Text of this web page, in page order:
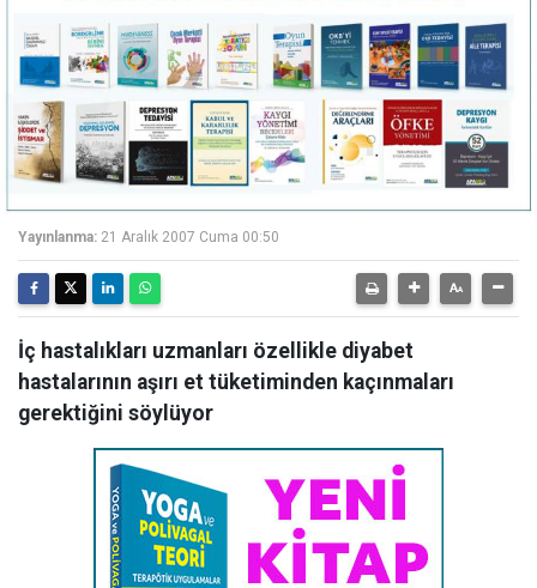
Yayınlanma: 21 Aralık 2007 Cuma 00:50
İç hastalıkları uzmanları özellikle diyabet
hastalarının aşırı et tüketiminden kaçınmaları
gerektiğini söylüyor